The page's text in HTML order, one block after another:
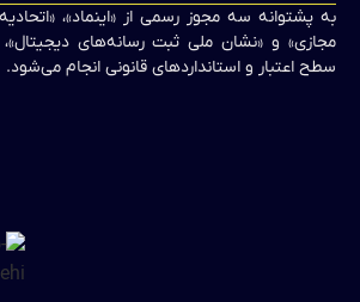
به پشتوانه سه مجوز رسمی از «اینماد»،
مجازی» و «نشان ملی ثبت رسانه‌های دیجیتال»،
سطح اعتبار و استانداردهای قانونی انجام می‌شود.